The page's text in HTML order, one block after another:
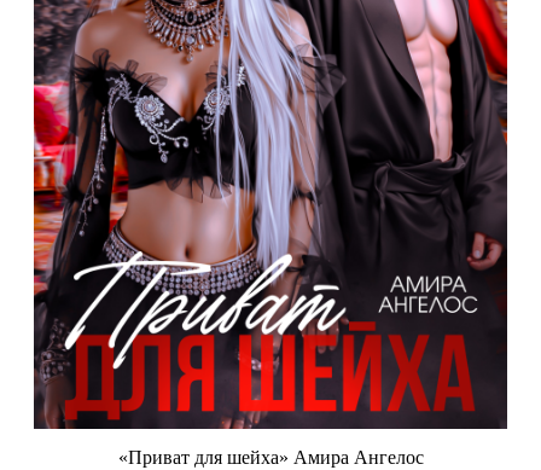
«Приват для шейха» Амира Ангелос